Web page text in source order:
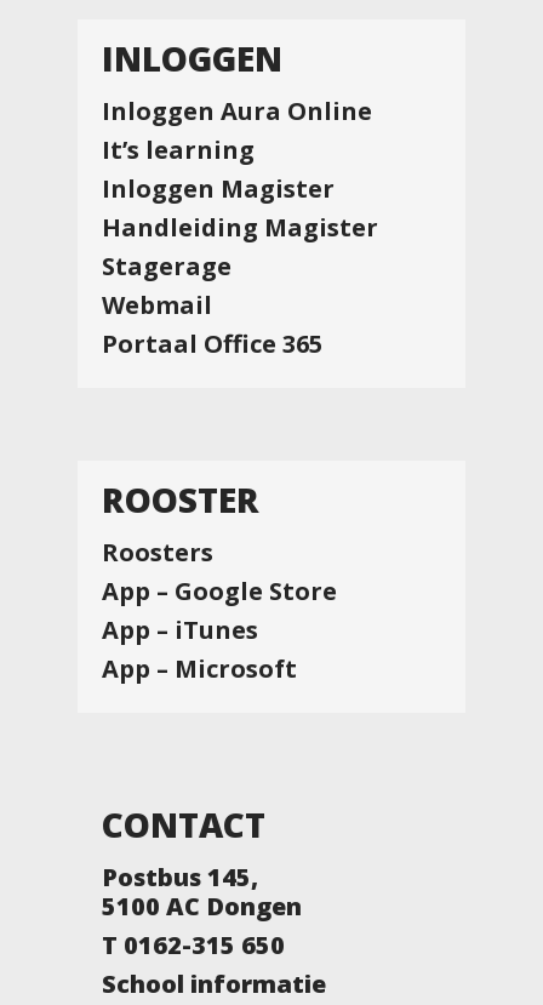
INLOGGEN
Inloggen Aura Online
It’s learning
Inloggen Magister
Handleiding Magister
Stagerage
Webmail
Portaal Office 365
ROOSTER
Roosters
App – Google Store
App – iTunes
App – Microsoft
CONTACT
Postbus 145,
5100 AC Dongen
T 0162-315 650
School informatie